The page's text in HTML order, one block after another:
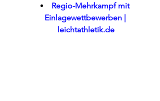
Regio-Mehrkampf mit
Einlagewettbewerben |
leichtathletik.de